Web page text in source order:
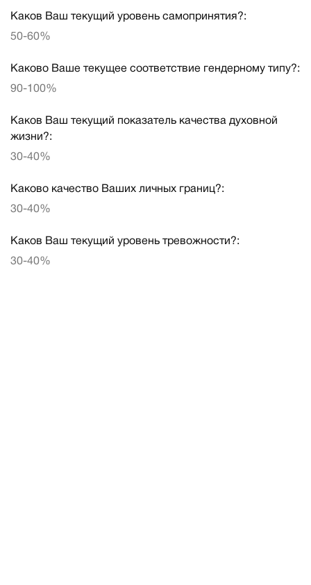
Каков Ваш текущий уровень самопринятия?:
50-60%
Каково Ваше текущее соответствие гендерному типу?:
90-100%
Каков Ваш текущий показатель качества духовной
жизни?:
30-40%
Каково качество Ваших личных границ?:
30-40%
Каков Ваш текущий уровень тревожности?:
30-40%